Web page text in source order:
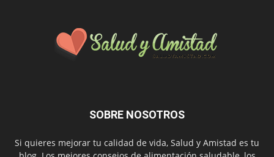
SOBRE NOSOTROS
Si quieres mejorar tu calidad de vida, Salud y Amistad es tu